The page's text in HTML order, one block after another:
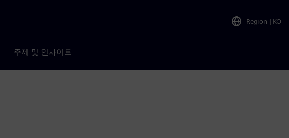
Region | KO
주제 및 인사이트